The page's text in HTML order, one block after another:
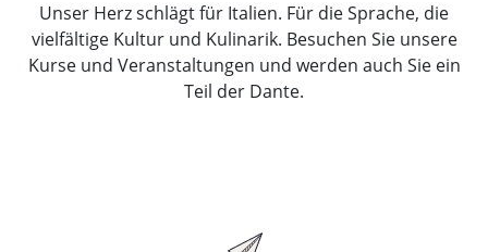
Unser Herz schlägt für Italien. Für die Sprache, die
vielfältige Kultur und Kulinarik. Besuchen Sie unsere
Kurse und Veranstaltungen und werden auch Sie ein
Teil der Dante.